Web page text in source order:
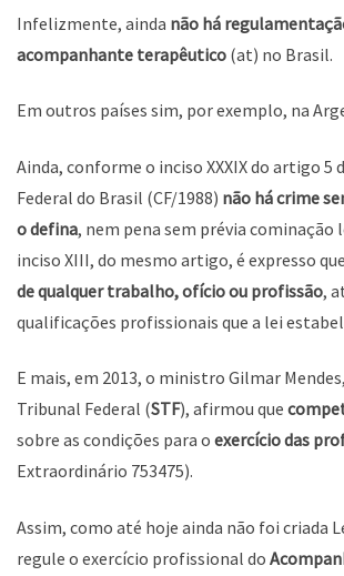
Infelizmente, ainda não há
acompanhante terapêutico (at) no Brasil.
Em outros países sim, por exemplo, na
Ainda, conforme o inciso XXXIX do artigo 5
Federal do Brasil (CF/1988) não há crime
o defina, nem pena sem prévia cominação
inciso XIII, do mesmo artigo, é expresso
de qualquer trabalho, ofício ou profissão,
qualificações profissionais que a lei
E mais, em 2013, o ministro Gilmar
Tribunal Federal (STF), afirmou que
sobre as condições para o exercício das
Extraordinário 753475).
Assim, como até hoje ainda não foi criada
regule o exercício profissional do